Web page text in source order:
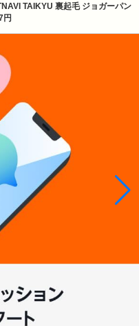
TAIKYU 裏起毛 ジョガーパン
円